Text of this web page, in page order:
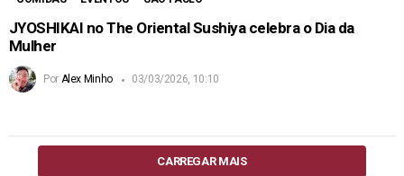
JYOSHIKAI no The Oriental Sushiya celebra o Dia da
Mulher
Por Alex Minho 03/03/2026, 10:10
CARREGAR MAIS